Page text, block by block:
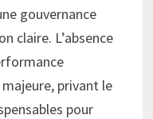
gouvernance
claire. L’absence
privant le
pour